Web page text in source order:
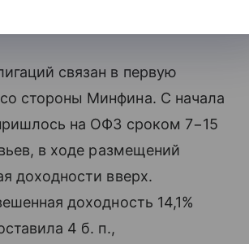
связан в первую
стороны Минфина. С начала
на ОФЗ сроком 7−15
в ходе размещений
доходности вверх.
доходность 14,1%
4 б. п.,